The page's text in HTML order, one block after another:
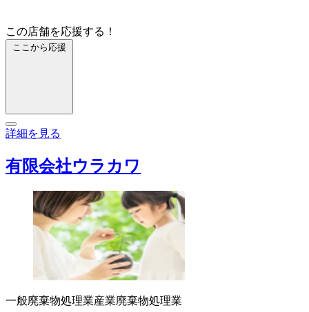
この店舗を応援する！
ここから応援
詳細を見る
有限会社ウラカワ
一般廃棄物処理業産業廃棄物処理業